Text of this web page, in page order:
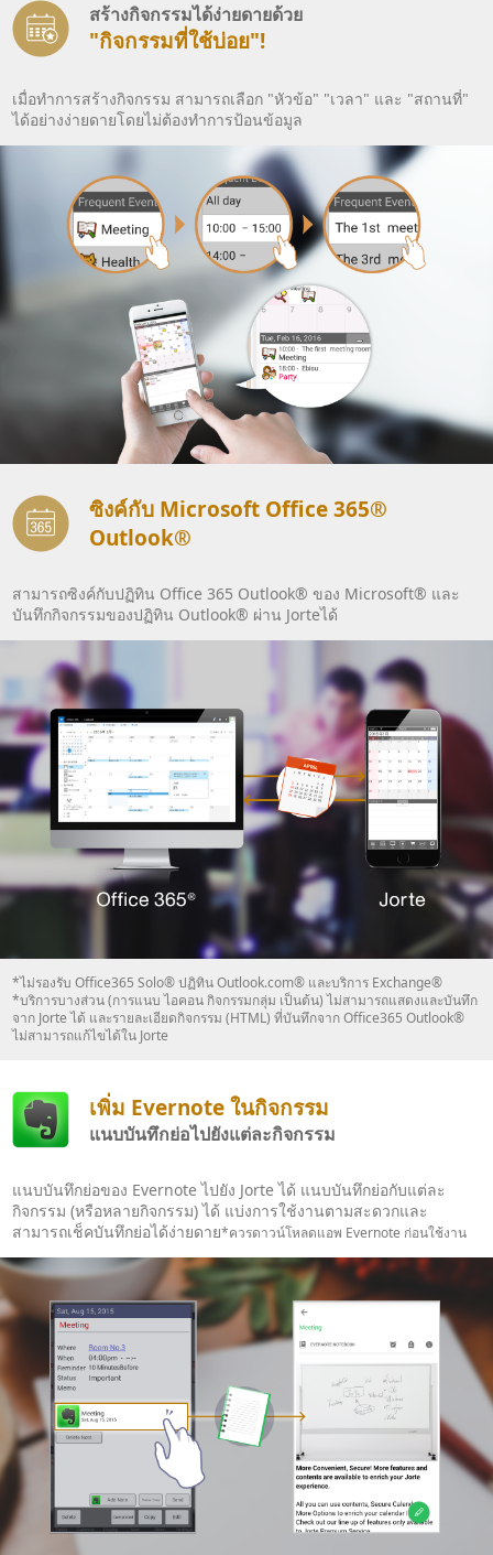
สร้างกิจกรรมได้ง่ายดายด้วย
"กิจกรรมที่ใช้บ่อย"!
เมื่อทำการสร้างกิจกรรม สามารถเลือก "หัวข้อ" "เวลา" และ "สถานที่"
ได้อย่างง่ายดายโดยไม่ต้องทำการป้อนข้อมูล
ซิงค์กับ Microsoft Office 365®
Outlook®
สามารถซิงค์กับปฏิทิน Office 365 Outlook® ของ Microsoft® และ
บันทึกกิจกรรมของปฏิทิน Outlook® ผ่าน Jorteได้
*ไม่รองรับ Office365 Solo® ปฏิทิน Outlook.com® และบริการ Exchange®
*บริการบางส่วน (การแนบ ไอคอน กิจกรรมกลุ่ม เป็นต้น) ไม่สามารถแสดงและบันทึก
จาก Jorte ได้ และรายละเอียดกิจกรรม (HTML) ที่บันทึกจาก Office365 Outlook®
ไม่สามารถแก้ไขได้ใน Jorte
เพิ่ม Evernote ในกิจกรรม
แนบบันทึกย่อไปยังแต่ละกิจกรรม
แนบบันทึกย่อของ Evernote ไปยัง Jorte ได้ แนบบันทึกย่อกับแต่ละ
กิจกรรม (หรือหลายกิจกรรม) ได้ แบ่งการใช้งานตามสะดวกและ
สามารถเช็คบันทึกย่อได้ง่ายดาย*ควรดาวน์โหลดแอพ Evernote ก่อนใช้งาน